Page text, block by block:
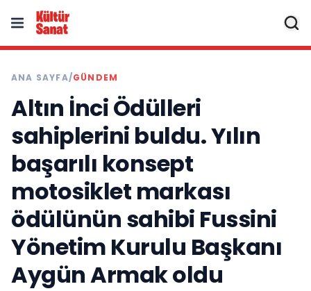
ANA SAYFA/GÜNDEM
Altın İnci Ödülleri
sahiplerini buldu. Yılın
başarılı konsept
motosiklet markası
ödülünün sahibi Fussini
Yönetim Kurulu Başkanı
Aygün Armak oldu